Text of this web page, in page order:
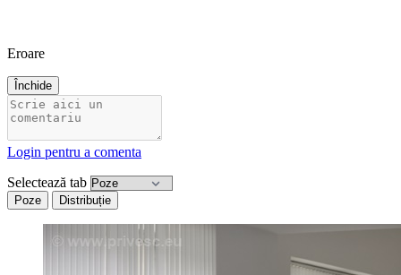
Eroare
Închide
Login pentru a comenta
Selectează tab
Poze Distribuție